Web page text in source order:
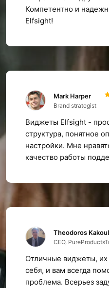
Компетентно и
Elfsight!
Mark Harper
Brand strategist
Виджеты Elfsight -
структура, понятное
настройки. Мне
качество работы
Theodoros
CEO,
Отличные виджеты, их
себя, и вам всегда
проблема. Всерьез